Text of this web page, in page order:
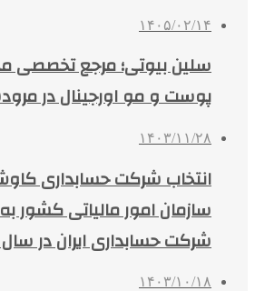
۱۴۰۵/۰۲/۱۴
سلین بیوتی؛ مرجع تخصصی
پوست و مو اورجینال در
۱۴۰۳/۱۱/۲۸
انتخاب شرکت حسابداری
سازمان امور مالیاتی کشور
شرکت حسابداری ایران در
۱۴۰۳/۱۰/۱۸